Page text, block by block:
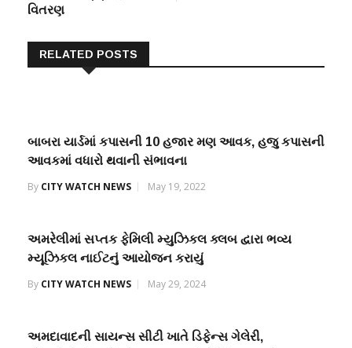
વિતરણ
RELATED POSTS
બાબરા યાર્ડમાં કપાસની 10 હજાર મણ આવક, હજુ કપાસની
આવકમાં વધારો થવાની સંભાવના
By CITY WATCH NEWS May 19, 2022
અમરેલીમાં સપ્તક ફેમિલી મ્યુઝિકલ ક્લબ દ્વારા ભવ્ય
મ્યૂઝિકલ નાઈટનું આયોજન કરાયું
By CITY WATCH NEWS May 29, 2024
અમદાવાદની સાયન્સ સીટી ખાતે ડિફેન્સ ગેલેરી,